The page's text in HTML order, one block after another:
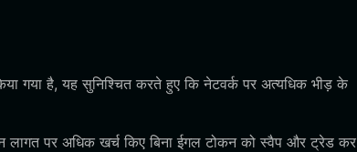
गया है, यह सुनिश्चित करते हुए कि नेटवर्क पर अत्यधिक भीड़ के
पर अधिक खर्च किए बिना ईगल टोकन को स्वैप और ट्रेड कर